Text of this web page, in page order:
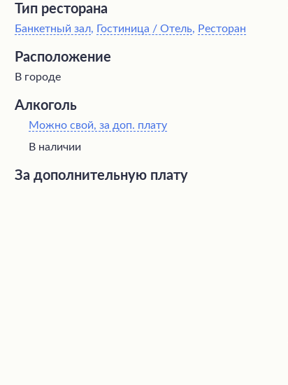
Тип ресторана
Банкетный зал, Гостиница / Отель, Ресторан
Расположение
В городе
Алкоголь
Можно свой, за доп. плату
В наличии
За дополнительную плату